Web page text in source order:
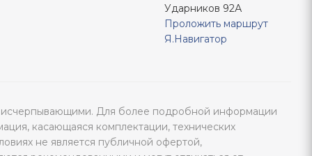
Ударников 92А
Проложить маршрут
Я.Навигатор
исчерпывающими. Для более подробной информации
касающаяся комплектации, технических
не является публичной офертой,